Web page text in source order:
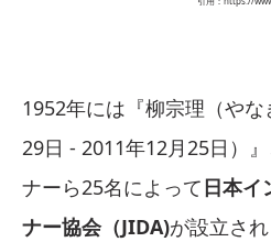
1952年には『柳宗理（や
29日 - 2011年12月25日）
ナーら25名によって日本イ
ナー協会（JIDA)が設立さ